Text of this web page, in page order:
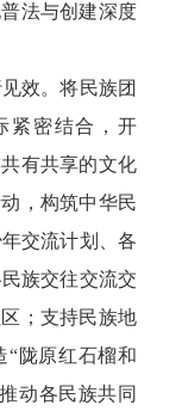
法与创建深度
效。将民族团
紧密结合，开
有共享的文化
，构筑中华民
交流计划、各
族交往交流交
；支持民族地
“陇原红石榴和
动各民族共同